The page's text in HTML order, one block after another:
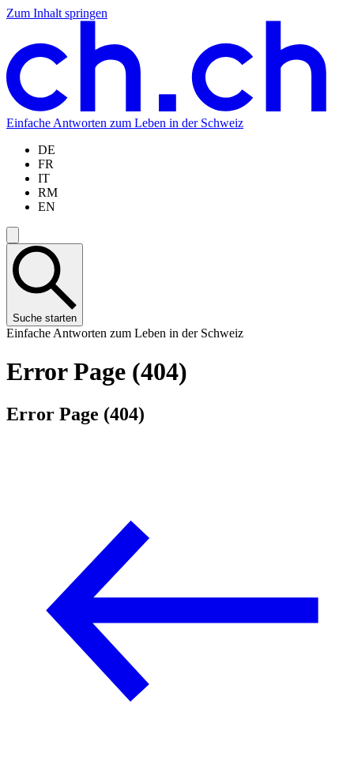
Zum Inhalt springen
Zum
springen
Zur
springen
Zur
springen
Zur
springen
Einfache Antworten zum Leben in der Schweiz
DE
FR
IT
RM
EN
Suche starten
Einfache Antworten zum Leben in der Schweiz
Error Page (404)
Error Page (404)